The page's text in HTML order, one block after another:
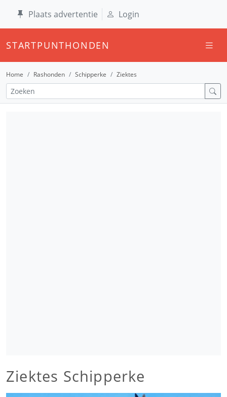
Plaats advertentie Login
STARTPUNTHONDEN
Home Rashonden Schipperke Ziektes
Ziektes Schipperke